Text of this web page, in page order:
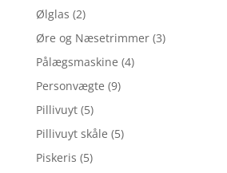
Ølglas (2)
Øre og Næsetrimmer (3)
Pålægsmaskine (4)
Personvægte (9)
Pillivuyt (5)
Pillivuyt skåle (5)
Piskeris (5)